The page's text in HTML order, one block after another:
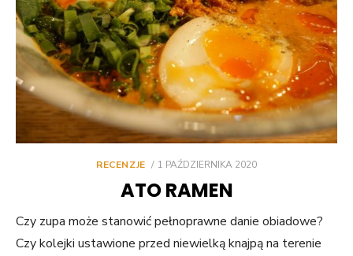
RECENZJE
POSTED
1 PAŹDZIERNIKA 2020
ATO RAMEN
Czy zupa może stanowić pełnoprawne danie obiadowe?
Czy kolejki ustawione przed niewielką knajpą na terenie